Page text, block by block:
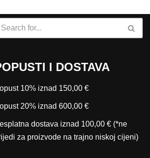
I DOSTAVA
10% iznad 150,00 €
20% iznad 600,00 €
dostava iznad 100,00 € (*ne
za proizvode na trajno niskoj cijeni)